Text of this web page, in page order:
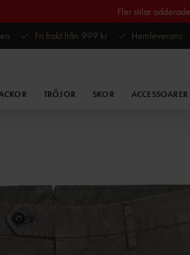
Fler stilar
Fri frakt från 999 kr Hemleverans
TRÖJOR SKOR ACCESSOARER